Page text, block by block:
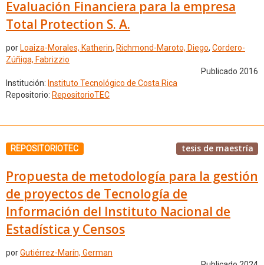
Evaluación Financiera para la empresa
Total Protection S. A.
por Loaiza-Morales, Katherin, Richmond-Maroto, Diego, Cordero-
Zúñiga, Fabrizzio
Publicado 2016
Institución: Instituto Tecnológico de Costa Rica
Repositorio: RepositorioTEC
REPOSITORIOTEC tesis de maestría
Propuesta de metodología para la gestión
de proyectos de Tecnología de
Información del Instituto Nacional de
Estadística y Censos
porGutiérrez-Marín, German